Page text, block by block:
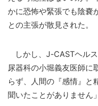
かに恐怖や緊張でも陰嚢
との主張が散見された。
しかし、J-CASTヘル
尿器科の小堀義友医師に
らず、人間の『感情』と
聞いたことがありません